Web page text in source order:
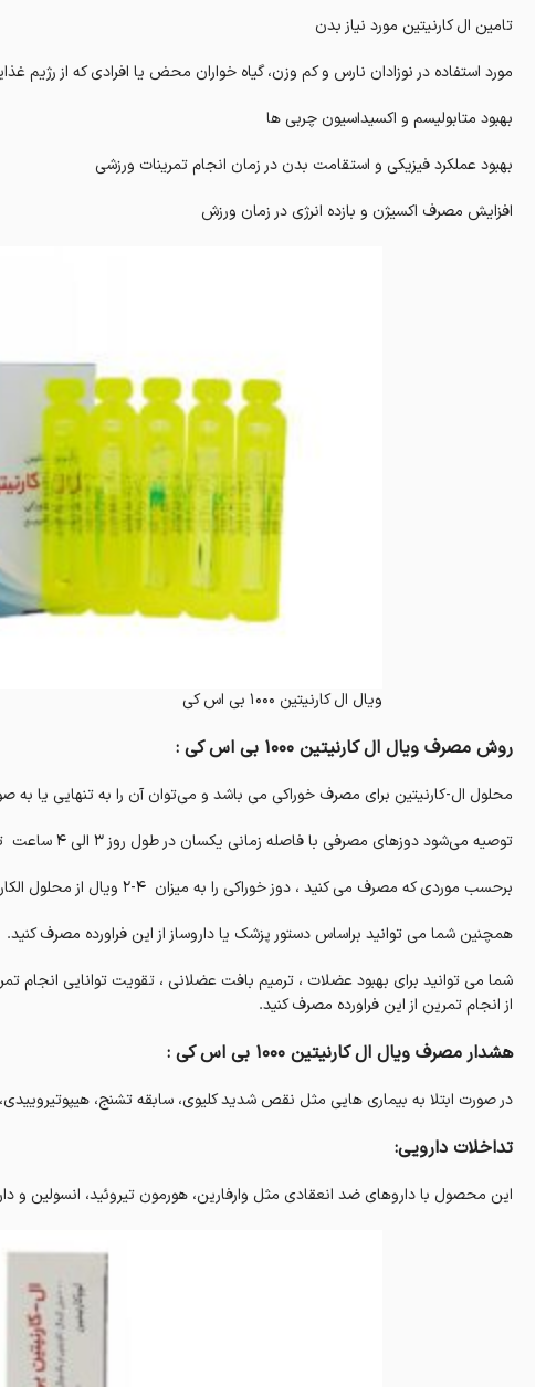
تامین ال کارنیتین مورد نیاز بدن
مورد استفاده در نوزادان نارس و کم وزن، گیاه خواران محض یا افرادی که از رژیم
بهبود متابولیسم و اکسیداسیون چربی ها
بهبود عملکرد فیزیکی و استقامت بدن در زمان انجام تمرینات ورزشی
افزایش مصرف اکسیژن و بازده انرژی در زمان ورزش
ویال ال کارنیتین 1000 بی اس کی
روش مصرف ویال ال کارنیتین 1000 بی اس کی :
محلول ال-کارنیتین برای مصرف خوراکی می باشد و می‌توان آن را به تنهایی یا
توصیه می‌شود دوزهای مصرفی با فاصله زمانی یکسان در طول روز 3 الی 4 ساعت ترجیحا همراه یا بعد از غذا مصرف شود.
برحسب موردی که مصرف می کنید ، دوز خوراکی را به میزان 4-2 ویال از محلول الکارنیتین در روز به شما توصیه می‌شود.
همچنین شما می توانید براساس دستور پزشک یا داروساز از این فراورده مصرف کنید.
از انجام تمرین از این فراورده مصرف کنید.
هشدار مصرف ویال ال کارنیتین 1000 بی اس کی :
در صورت ابتلا به بیماری هایی مثل نقص شدید کلیوی، سابقه تشنج،
تداخلات دارویی:
این محصول با داروهای ضد انعقادی مثل وارفارین، هورمون تیروئید، انسولین